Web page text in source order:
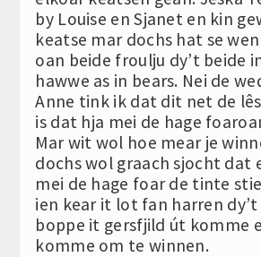
by Louise en Sjanet en kin
keatse mar dochs hat se
oan beide froulju dy’t beide
hawwe as in bears. Nei de
Anne tink ik dat dit net de
is dat hja mei de hage
Mar wit wol hoe mear je
dochs wol graach sjocht dat
mei de hage foar de tinte
ien kear it lot fan harren
boppe it gersfjild út komme
komme om te winnen.